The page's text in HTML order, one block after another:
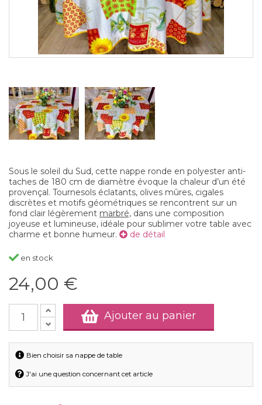
Sous le soleil du Sud, cette nappe ronde en polyester anti-
taches de 180 cm de diamètre évoque la chaleur d’un été
provençal. Tournesols éclatants, olives mûres, cigales
discrètes et motifs géométriques se rencontrent sur un
fond clair légèrement marbré, dans une composition
joyeuse et lumineuse, idéale pour sublimer votre table avec
charme et bonne humeur.
de détail
en stock
24,00 €
Ajouter au panier
Bien choisir sa nappe de table
J'ai une question concernant cet article